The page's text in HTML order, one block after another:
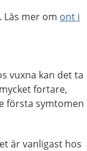
Läs mer om ont i
vuxna kan det ta
fortare,
första symtomen
är vanligast hos